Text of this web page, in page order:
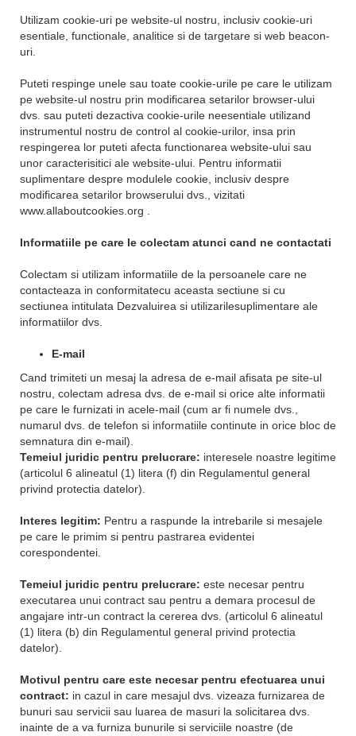
Utilizam cookie-uri pe website-ul nostru, inclusiv cookie-uri
esentiale, functionale, analitice si de targetare si web beacon-
uri.
Puteti respinge unele sau toate cookie-urile pe care le utilizam
pe website-ul nostru prin modificarea setarilor browser-ului
dvs. sau puteti dezactiva cookie-urile neesentiale utilizand
instrumentul nostru de control al cookie-urilor, insa prin
respingerea lor puteti afecta functionarea website-ului sau
unor caracterisitici ale website-ului. Pentru informatii
suplimentare despre modulele cookie, inclusiv despre
modificarea setarilor browserului dvs., vizitati
www.allaboutcookies.org .
Informatiile pe care le colectam atunci cand ne contactati
Colectam si utilizam informatiile de la persoanele care ne
contacteaza in conformitatecu aceasta sectiune si cu
sectiunea intitulata Dezvaluirea si utilizarilesuplimentare ale
informatiilor dvs.
E-mail
Cand trimiteti un mesaj la adresa de e-mail afisata pe site-ul
nostru, colectam adresa dvs. de e-mail si orice alte informatii
pe care le furnizati in acele-mail (cum ar fi numele dvs.,
numarul dvs. de telefon si informatiile continute in orice bloc de
semnatura din e-mail).
Temeiul juridic pentru prelucrare: interesele noastre legitime
(articolul 6 alineatul (1) litera (f) din Regulamentul general
privind protectia datelor).
Interes legitim: Pentru a raspunde la intrebarile si mesajele
pe care le primim si pentru pastrarea evidentei
corespondentei.
Temeiul juridic pentru prelucrare: este necesar pentru
executarea unui contract sau pentru a demara procesul de
angajare intr-un contract la cererea dvs. (articolul 6 alineatul
(1) litera (b) din Regulamentul general privind protectia
datelor).
Motivul pentru care este necesar pentru efectuarea unui
contract: in cazul in care mesajul dvs. vizeaza furnizarea de
bunuri sau servicii sau luarea de masuri la solicitarea dvs.
inainte de a va furniza bunurile si serviciile noastre (de